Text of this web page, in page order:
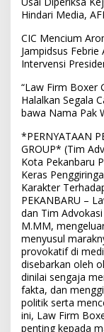
Hindari Media,
CIC Mencium
Jampidsus
Intervensi
“Law Firm Boxer
Halalkan Segala
bawa Nama Pak
*PERNYATAAN
GROUP* (Tim
Kota Pekanbaru
Keras
Karakter
PEKANBARU –
dan Tim
M.MM,
menyusul
provokatif di
disebarkan oleh
dinilai sengaja
fakta, dan
politik serta
ini, Law Firm
penting kepada